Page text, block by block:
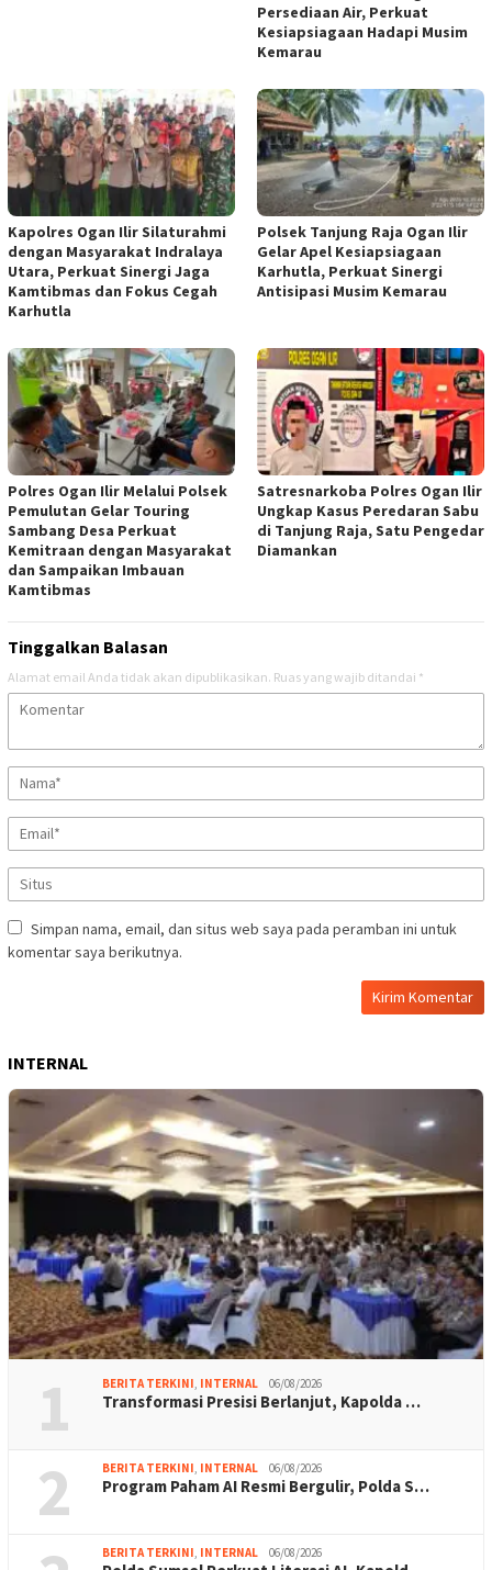
Persediaan Air, Perkuat
Kesiapsiagaan Hadapi Musim
Kemarau
Kapolres Ogan Ilir Silaturahmi
dengan Masyarakat Indralaya
Utara, Perkuat Sinergi Jaga
Kamtibmas dan Fokus Cegah
Karhutla
Polsek Tanjung Raja Ogan Ilir
Gelar Apel Kesiapsiagaan
Karhutla, Perkuat Sinergi
Antisipasi Musim Kemarau
Polres Ogan Ilir Melalui Polsek
Pemulutan Gelar Touring
Sambang Desa Perkuat
Kemitraan dengan Masyarakat
dan Sampaikan Imbauan
Kamtibmas
Satresnarkoba Polres Ogan Ilir
Ungkap Kasus Peredaran Sabu
di Tanjung Raja, Satu Pengedar
Diamankan
Tinggalkan Balasan
Alamat email Anda tidak akan dipublikasikan. Ruas yang wajib ditandai *
Simpan nama, email, dan situs web saya pada peramban ini untuk
komentar saya berikutnya.
INTERNAL
1 BERITA TERKINI INTERNAL 06/08/2026
Transformasi Presisi Berlanjut, Kapolda …
2 BERITA TERKINI INTERNAL 06/08/2026
Program Paham AI Resmi Bergulir, Polda S…
BERITA TERKINI INTERNAL 06/08/2026